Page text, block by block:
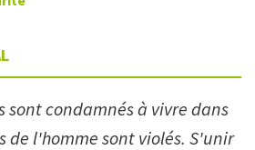
sont condamnés à vivre dans
de l'homme sont violés. S'unir